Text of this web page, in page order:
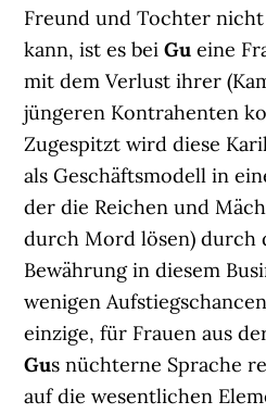
Freund und Tochter
kann, ist es beiGueine
mit dem Verlust ihrer
jüngeren Kontrahenten
Zugespitzt wird diese
als Geschäftsmodell in
der die Reichen und
durch Mord lösen) durch
Bewährung in diesem
wenigen
einzige, für Frauen aus
Gus nüchterne Sprache
auf die wesentlichen